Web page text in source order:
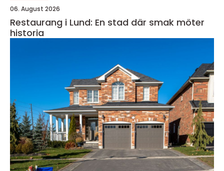
06. August 2026
Restaurang i Lund: En stad där smak möter
historia